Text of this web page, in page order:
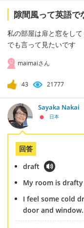
隙間風って英語で
私の部屋は扉と窓をし
でも言って見たいです
maimaiさん
43 21777
Sayaka Nakai
日本
回答
draft
My room is
I feel some cold
door and window.